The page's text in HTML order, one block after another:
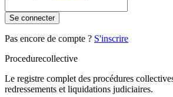
Se connecter
Pas encore de compte ? S'inscrire
Procedurecollective
Le registre complet des procédures
redressements et liquidations judiciaires.